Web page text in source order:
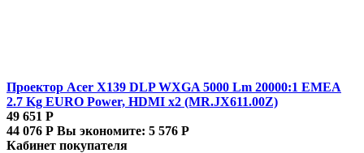
Проектор Acer X139 DLP WXGA 5000 Lm 20000:1 EMEA
2.7 Kg EURO Power, HDMI x2 (MR.JX611.00Z)
49 651 Р
44 076 Р Вы экономите: 5 576 Р
Кабинет покупателя